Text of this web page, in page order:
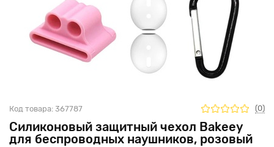
Силиконовый защитный чехол Bakeey
для беспроводных наушников, розовый
Код товара: 367787 (0)